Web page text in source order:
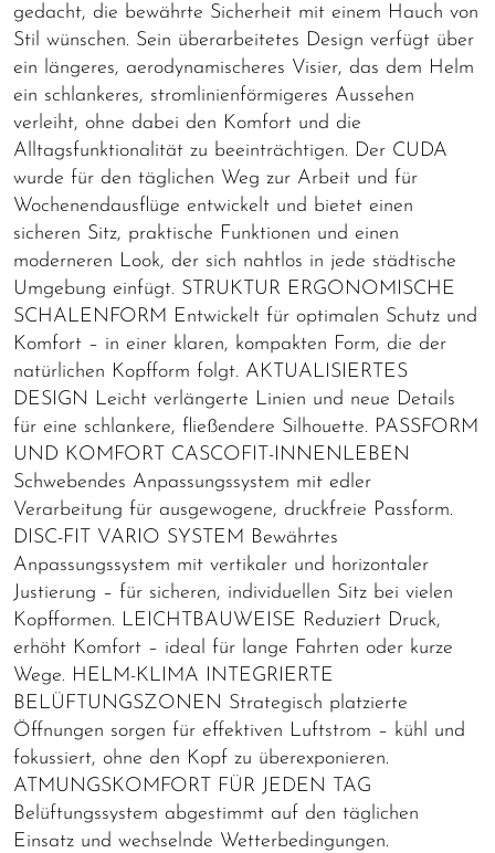
gedacht, die bewährte Sicherheit mit einem Hauch von
Stil wünschen. Sein überarbeitetes Design verfügt über
ein längeres, aerodynamischeres Visier, das dem Helm
ein schlankeres, stromlinienförmigeres Aussehen
verleiht, ohne dabei den Komfort und die
Alltagsfunktionalität zu beeinträchtigen. Der CUDA
wurde für den täglichen Weg zur Arbeit und für
Wochenendausflüge entwickelt und bietet einen
sicheren Sitz, praktische Funktionen und einen
moderneren Look, der sich nahtlos in jede städtische
Umgebung einfügt. STRUKTUR ERGONOMISCHE
SCHALENFORM Entwickelt für optimalen Schutz und
Komfort – in einer klaren, kompakten Form, die der
natürlichen Kopfform folgt. AKTUALISIERTES
DESIGN Leicht verlängerte Linien und neue Details
für eine schlankere, fließendere Silhouette. PASSFORM
UND KOMFORT CASCOFIT-INNENLEBEN
Schwebendes Anpassungssystem mit edler
Verarbeitung für ausgewogene, druckfreie Passform.
DISC-FIT VARIO SYSTEM Bewährtes
Anpassungssystem mit vertikaler und horizontaler
Justierung – für sicheren, individuellen Sitz bei vielen
Kopfformen. LEICHTBAUWEISE Reduziert Druck,
erhöht Komfort – ideal für lange Fahrten oder kurze
Wege. HELM-KLIMA INTEGRIERTE
BELÜFTUNGSZONEN Strategisch platzierte
Öffnungen sorgen für effektiven Luftstrom – kühl und
fokussiert, ohne den Kopf zu überexponieren.
ATMUNGSKOMFORT FÜR JEDEN TAG
Belüftungssystem abgestimmt auf den täglichen
Einsatz und wechselnde Wetterbedingungen.